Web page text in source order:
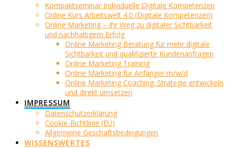
Kompaktseminar Individuelle Digitale Kompetenzen
Online Kurs Arbeitswelt 4.0 (Digitale Kompetenzen)
Online Marketing – Ihr Weg zu digitaler Sichtbarkeit
und nachhaltigem Erfolg
Online Marketing Beratung für mehr digitale
Sichtbarkeit und qualifizierte Kundenanfragen
Online Marketing Training
Online Marketing für Anfänger m/w/d
Online Marketing Coaching: Strategie entwickeln
und direkt umsetzen
IMPRESSUM
Datenschutzerklärung
Cookie-Richtlinie (EU)
Allgemeine Geschäftsbedingungen
WISSENSWERTES